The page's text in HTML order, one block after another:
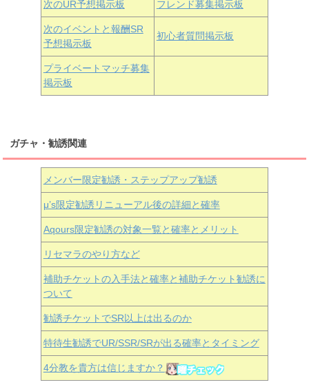
朝香果林 近江彼方 エマ・ヴェルデ
次のUR予想掲示板 フレンド募集掲示板
次のイベントと報酬SR
予想掲示板
初心者質問掲示板
プライベートマッチ募集
掲示板
ガチャ・勧誘関連
メンバー限定勧誘・ステップアップ勧誘
μ’s限定勧誘リニューアル後の詳細と確率
Aqours限定勧誘の対象一覧と確率とメリット
リセマラのやり方など
補助チケットの入手法と確率と補助チケット勧誘に
ついて
勧誘チケットでSR以上は出るのか
特待生勧誘でUR/SSR/SRが出る確率とタイミング
4分教を貴方は信じますか？